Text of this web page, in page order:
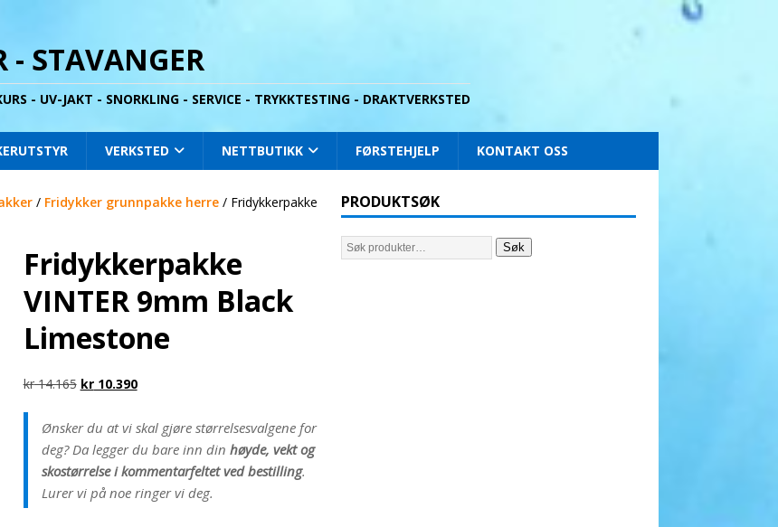
- STAVANGER
- UV-JAKT - SNORKLING - SERVICE - TRYKKTESTING - DRAKTVERKSTED
VERKSTED NETTBUTIKK FØRSTEHJELP KONTAKT OSS
/ Fridykker grunnpakke herre / Fridykkerpakke
Fridykkerpakke
VINTER 9mm Black
Limestone
kr14.165 kr10.390
Ønsker du at vi skal gjøre størrelsesvalgene for
deg? Da legger du bare inn din høyde, vekt og
skostørrelse i kommentarfeltet ved bestilling.
Lurer vi på noe ringer vi deg.
PRODUKTSØK
Søk